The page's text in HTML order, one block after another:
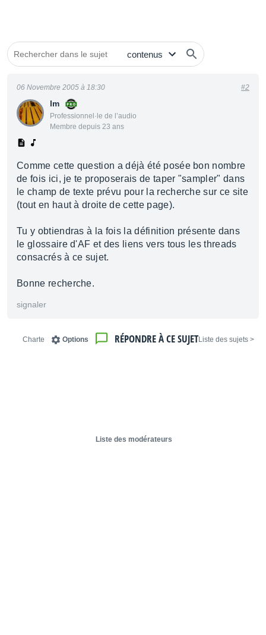
lm
Professionnel·le de l’audio
Membre depuis 23 ans
06 Novembre 2005 à 18:30 #2
Comme cette question a déjà été posée bon nombre
de fois ici, je te proposerais de taper "sampler" dans
le champ de texte prévu pour la recherche sur ce site
(tout en haut à droite de cette page).
Tu y obtiendras à la fois la définition présente dans
le glossaire d'AF et des liens vers tous les threads
consacrés à ce sujet.
Bonne recherche.
signaler
< Liste des sujets
RÉPONDRE À CE SUJET
Options
Charte
Liste des modérateurs